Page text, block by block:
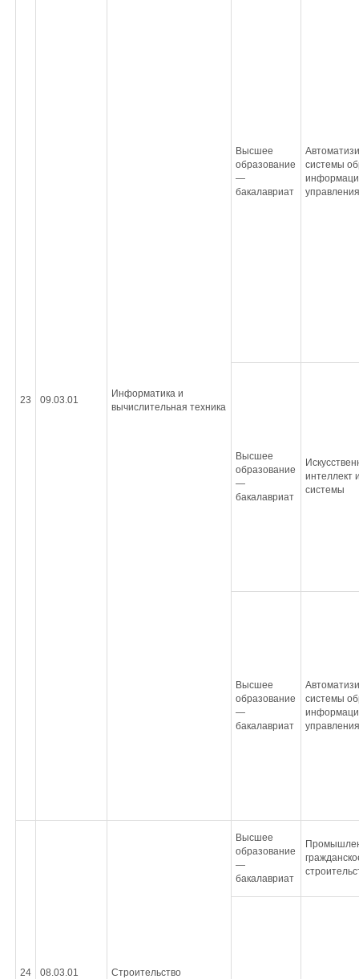
23 09.03.01
Информатика и
вычислительная техника
Высшее
образование
—
бакалавриат
системы
Высшее
образование
—
бакалавриат
интеллект
системы
Высшее
образование
—
бакалавриат
системы
управления
24 08.03.01 Строительство
Высшее
образование
—
бакалавриат